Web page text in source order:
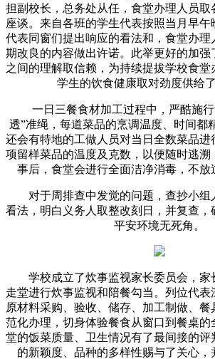
担副校长，总务处从任，食堂办理人员取
座谈。来自各班的学生代表按照当月早午
代表同窗们提出响应的看法和，食堂办理
期改良的内容做出许诺。此举更好的加强
之间的理解取信赖，为持续提拔学校食
学生的饮食健康取对劲度供给了
一日三餐食材加工过程中，严酷施行
透”准绳，每道菜品的烹调温度、时间都
还会有特地的工做人员对当日全数菜品进
项留样菜品的温度及克数，以便随时逃溯
事后，食堂会进行全面洁净消毒，不放
对于周排查中发觉的问题，查抄小组
看法，明白义务人取整改刻日，并复查，
平安环境无死角。
学校成立了炊事监视家长委员会，家
走堂进行炊事监视和陪餐勾当。列位代表
原材料采购、验收、储存、加工制做、
范化办理，切身体验餐食从窗口到餐桌的
堂的饭菜质量、卫生情况有了最间接的评
的新颖度、品种的多样性赐与了关心，